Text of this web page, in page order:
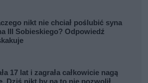
nikt nie chciał poślubić syna
III Sobieskiego? Odpowiedź
17 lat i zagrała całkowicie nagą